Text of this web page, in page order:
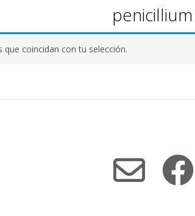
coincidan con tu selección.